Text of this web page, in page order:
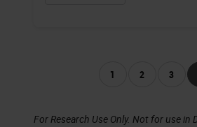
1 2 3
For Research Use Only. Not for use in